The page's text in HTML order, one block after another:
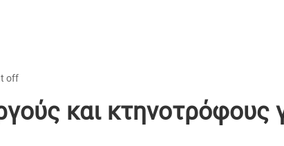
off
και κτηνοτρόφους